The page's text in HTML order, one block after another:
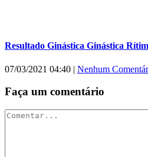
Resultado Ginástica Ginástica
07/03/2021 04:40 | Nenhum
Faça um comentário
Comentar